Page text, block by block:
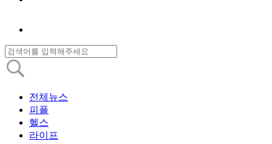
전체뉴스
피플
헬스
라이프